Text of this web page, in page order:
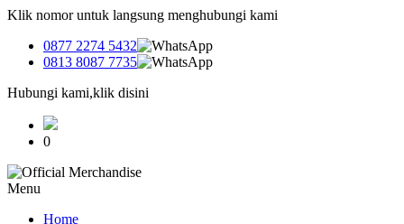
Klik nomor untuk langsung menghubungi kami
0877 2274 5432
0813 8087 7735
Hubungi kami,klik disini
0
Menu
Home